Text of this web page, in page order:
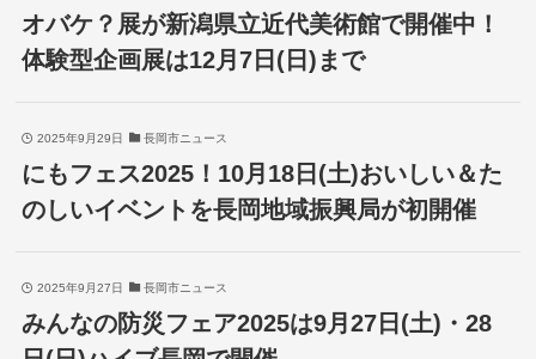
オバケ？展が新潟県立近代美術館で開催中！
体験型企画展は12月7日(日)まで
2025年9月29日 長岡市ニュース
にもフェス2025！10月18日(土)おいしい＆た
のしいイベントを長岡地域振興局が初開催
2025年9月27日 長岡市ニュース
みんなの防災フェア2025は9月27日(土)・28